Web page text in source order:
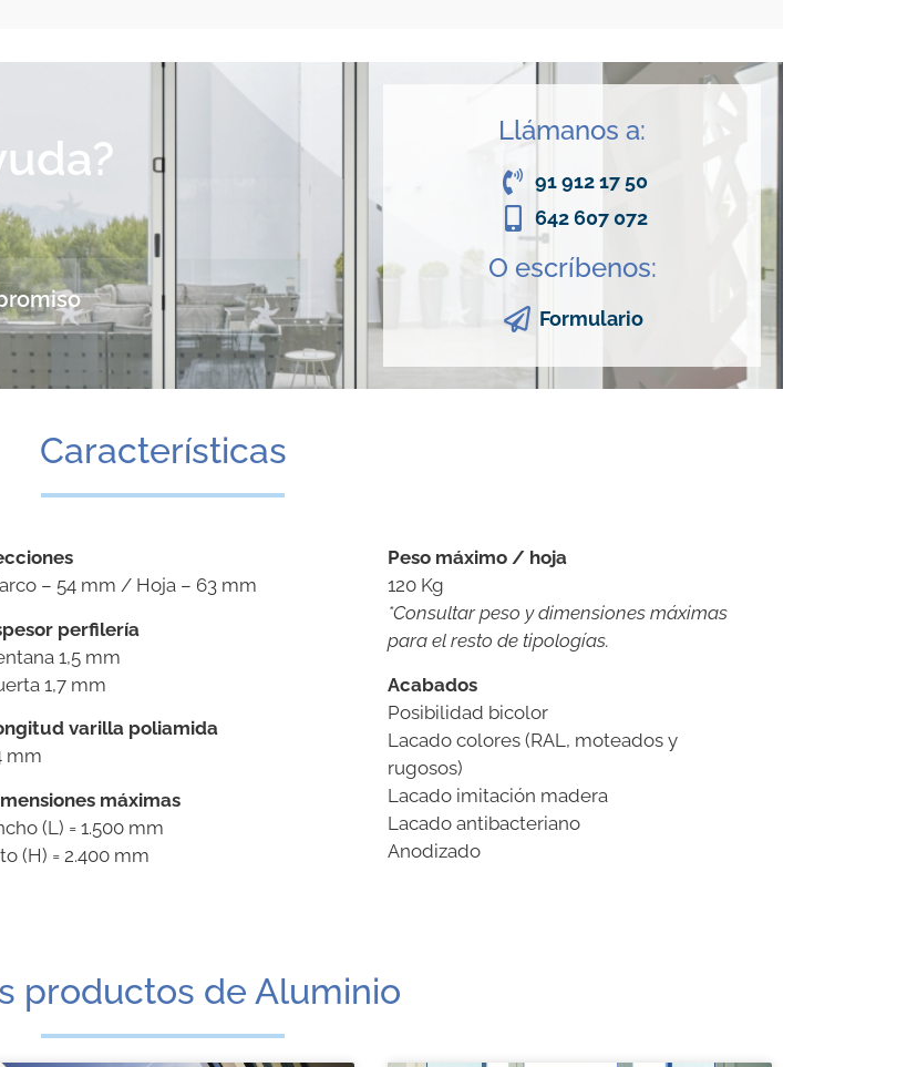
Llámanos a:
91 912 17 50
642 607 072
O escríbenos:
Formulario
Características
– 54 mm / Hoja – 63 mm
perfilería
1,5 mm
1,7 mm
varilla poliamida
mm
máximas
(L) = 1.500 mm
(H) = 2.400 mm
Peso máximo / hoja
120 Kg
*Consultar peso y dimensiones máximas
para el resto de tipologías.
Acabados
Posibilidad bicolor
Lacado colores (RAL, moteados y
rugosos)
Lacado imitación madera
Lacado antibacteriano
Anodizado
productos de Aluminio